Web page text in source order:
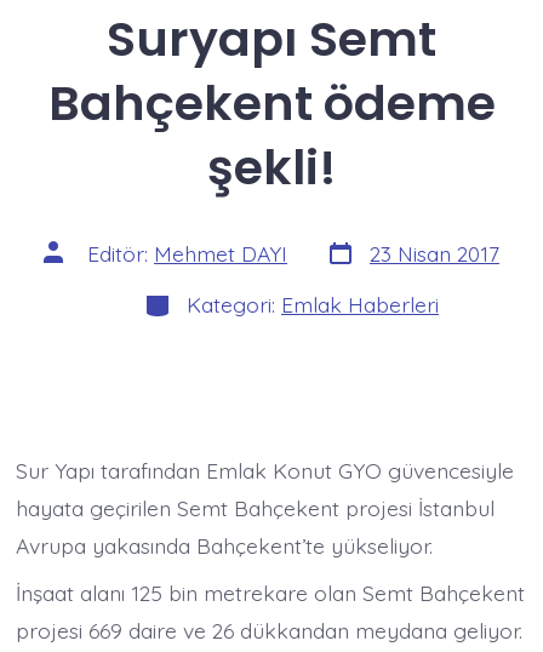
Suryapı Semt
Bahçekent ödeme
şekli!
Yazının
yazarı
Editör: Mehmet DAYI Yazı
tarihi
23 Nisan 2017
Kategoriler
Kategori: Emlak Haberleri
Sur Yapı tarafından Emlak Konut GYO güvencesiyle
hayata geçirilen Semt Bahçekent projesi İstanbul
Avrupa yakasında Bahçekent’te yükseliyor.
İnşaat alanı 125 bin metrekare olan Semt Bahçekent
projesi 669 daire ve 26 dükkandan meydana geliyor.